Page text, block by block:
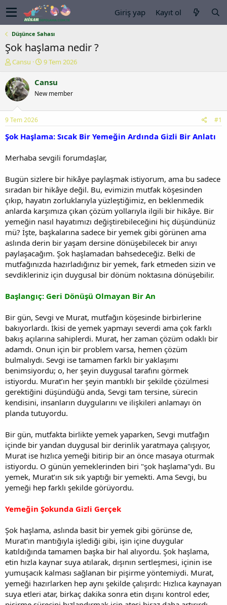
Giriş yap Kayıt ol
Düşünce Sahası
Şok haşlama nedir ?
K
n
u
y
b
a
ş
t
n
Cansu
B
ş
a
ç
r
h
9 Tem 2026
Cansu
New member
9 Tem 2026 #1
Şok Haşlama: Sıcak Bir Yemeğin Ardında Gizli Bir Anlatı
Merhaba sevgili forumdaşlar,
Bugün sizlere bir hikâye paylaşmak istiyorum, ama bu sadece
sıradan bir hikâye değil. Bu, evimizin mutfak köşesinden
çıkıp, hayatın zorluklarıyla yüzleştiğimiz, en beklenmedik
anlarda karşımıza çıkan çözüm yollarıyla ilgili bir hikâye. Bir
yemeğin nasıl hayatımızı değiştirebileceğini hiç düşündünüz
mü? İşte, başkalarına sadece bir yemek gibi görünen ama
aslında derin bir yaşam dersine dönüşebilecek bir anıyı
paylaşacağım. Şok haşlamadan bahsedeceğiz. Belki de
mutfağınızda hazırladığınız bir yemek, fark etmeden sizin ve
sevdikleriniz için duygusal bir dönüm noktasına dönüşebilir.
Başlangıç: Geri Dönüşü Olmayan Bir An
Bir gün, Sevgi ve Murat, mutfağın köşesinde birbirlerine
bakıyorlardı. İkisi de yemek yapmayı severdi ama çok farklı
bakış açılarına sahiplerdi. Murat, her zaman çözüm odaklı bir
adamdı. Onun için bir problem varsa, hemen çözüm
bulmalıydı. Sevgi ise tamamen farklı bir yaklaşımı
benimsiyordu; o, her şeyin duygusal tarafını görmek
istiyordu. Murat’ın her şeyin mantıklı bir şekilde çözülmesi
gerektiğini düşündüğü anda, Sevgi tam tersine, sürecin
kendisini, insanların duygularını ve ilişkileri anlamayı ön
planda tutuyordu.
Bir gün, mutfakta birlikte yemek yaparken, Sevgi mutfağın
içinde bir yandan duygusal bir derinlik yaratmaya çalışıyor,
Murat ise hızlıca yemeği bitirip bir an önce masaya oturmak
istiyordu. O günün yemeklerinden biri "şok haşlama"ydı. Bu
yemek, Murat’ın sık sık yaptığı bir yemekti. Ama Sevgi, bu
yemeği hep farklı şekilde görüyordu.
Yemeğin Şokunda Gizli Gerçek
Şok haşlama, aslında basit bir yemek gibi görünse de,
Murat’ın mantığıyla işlediği gibi, işin içine duygular
katıldığında tamamen başka bir hal alıyordu. Şok haşlama,
etin hızla kaynar suya atılarak, dışının sertleşmesi, içinin ise
yumuşacık kalması sağlanan bir pişirme yöntemiydi. Murat,
yemeği hazırlarken hep aynı şekilde çalışırdı: Hızlıca kaynayan
suya etleri atar, birkaç dakika sonra etin dışını kontrol eder,